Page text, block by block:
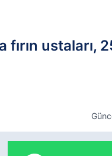
fırın ustaları,